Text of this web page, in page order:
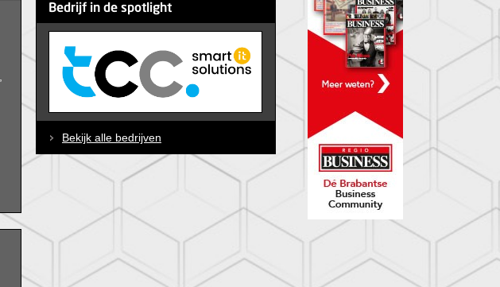
Bedrijf in de spotlight
Bekijk alle bedrijven